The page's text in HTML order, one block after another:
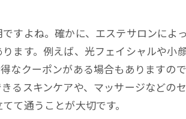
すよね。確かに、エステサロンに
ます。例えば、光フェイシャルや小
なクーポンがある場合もありますの
るスキンケアや、マッサージなど
て通うことが大切です。